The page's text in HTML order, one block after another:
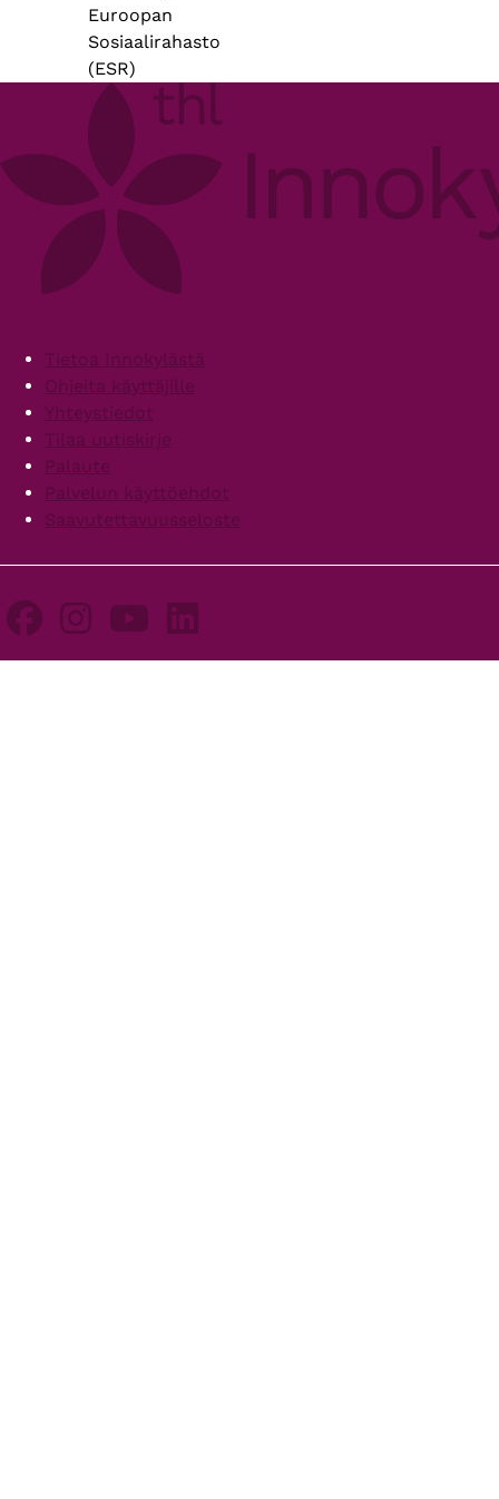
Euroopan
Sosiaalirahasto
(ESR)
FooterTietoa Innokylästä
Ohjeita käyttäjille
Yhteystiedot
Tilaa uutiskirje
Palaute
Palvelun käyttöehdot
Saavutettavuusseloste